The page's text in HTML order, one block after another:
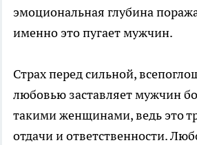
эмоциональная глубина
именно это пугает мужчин.
Страх перед сильной,
любовью заставляет мужчин
такими женщинами, ведь это
отдачи и ответственности.